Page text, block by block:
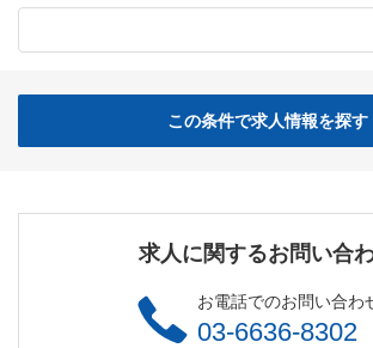
この条件で求人情報を探す
求人に関するお問い合
お電話でのお問い合わ
03-6636-8302